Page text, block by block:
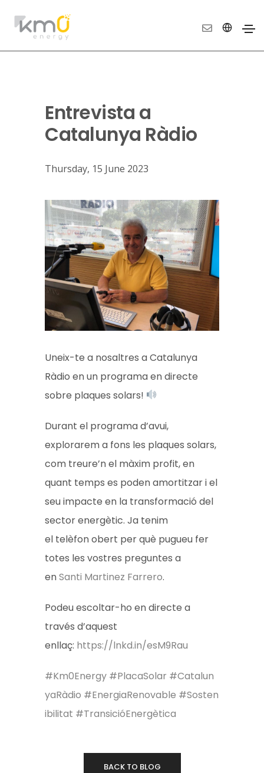
Entrevista a
Catalunya Ràdio
Thursday, 15 June 2023
Uneix-te a nosaltres a Catalunya
Ràdio en un programa en directe
sobre plaques solars!
Durant el programa d’avui,
explorarem a fons les plaques solars,
com treure’n el màxim profit, en
quant temps es poden amortitzar i el
seu impacte en la transformació del
sector energètic. Ja tenim
el telèfon obert per què pugueu fer
totes les vostres preguntes a
enSanti Martinez Farrero.
Podeu escoltar-ho en directe a
través d’aquest
enllaç: https://lnkd.in/esM9Rau
#Km0Energy #PlacaSolar #Catalun
yaRàdio #EnergiaRenovable #Sosten
ibilitat #TransicióEnergètica
BACK TO BLOG